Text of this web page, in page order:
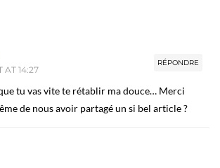
RÉPONDRE
AT 14:27
que tu vas vite te rétablir ma douce… Merci
de nous avoir partagé un si bel article ?